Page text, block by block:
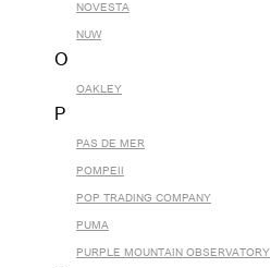
NOVESTA
NUW
O
OAKLEY
P
PAS DE MER
POMPEII
POP TRADING COMPANY
PUMA
PURPLE MOUNTAIN OBSERVATORY